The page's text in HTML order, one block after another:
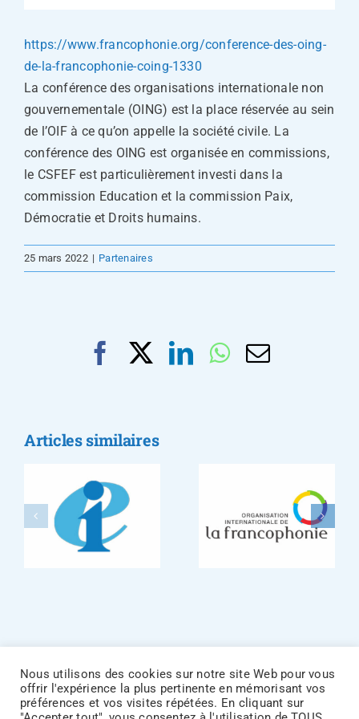
https://www.francophonie.org/conference-des-oing-
de-la-francophonie-coing-1330
La conférence des organisations internationale non
gouvernementale (OING) est la place réservée au sein
de l’OIF à ce qu’on appelle la société civile. La
conférence des OING est organisée en commissions,
le CSFEF est particulièrement investi dans la
commission Education et la commission Paix,
Démocratie et Droits humains.
25 mars 2022 | Partenaires
Facebook
X LinkedIn
WhatsApp
Email
Articles similaires
L’organisation
internationale
de la
Francophonie
des
ministres
de
Accueil|Actualités|Dossiers|Partenaires|Nous
Nous utilisons des cookies sur notre site Web pour vous
offrir l'expérience la plus pertinente en mémorisant vos
préférences et vos visites répétées. En cliquant sur